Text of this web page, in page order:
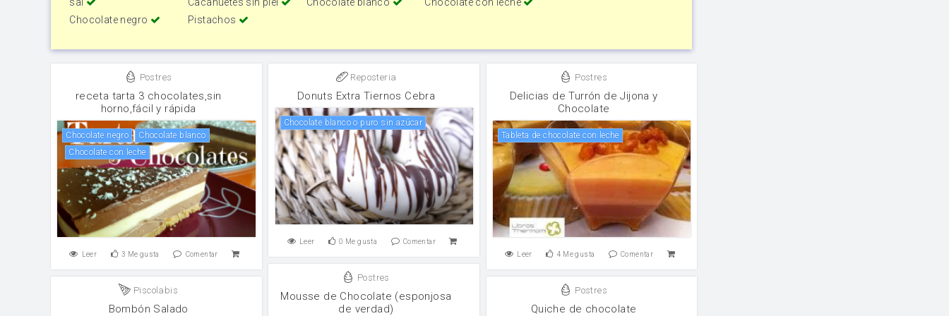
Chocolate negro
Pistachos
Postres
receta tarta 3 chocolates,sin
horno,fácil y rápida
chocolate negro
Chocolate blanco
Chocolate con leche
Leer 3 Me gusta Comentar
Reposteria
Donuts Extra Tiernos Cebra
Chocolate blanco o puro sin azúcar
Leer 0 Me gusta Comentar
Postres
Delicias de Turrón de Jijona y
Chocolate
Tableta de chocolate con leche
Leer 4 Me gusta Comentar
Postres
Mousse de Chocolate (esponjosa
de verdad)
Piscolabis
Bombón Salado
Postres
Quiche de chocolate